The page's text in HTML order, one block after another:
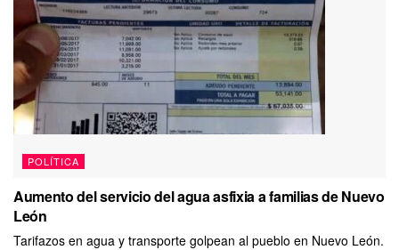
POLÍTICA
Aumento del servicio del agua asfixia a familias de Nuevo
León
Tarifazos en agua y transporte golpean al pueblo en Nuevo León.